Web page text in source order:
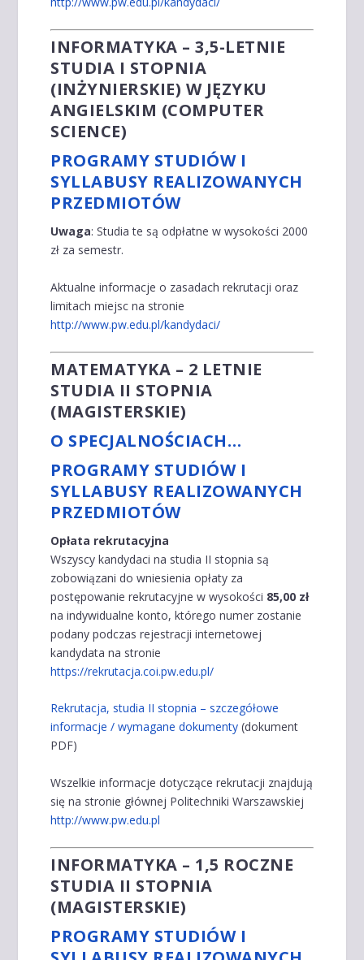
INFORMATYKA – 3,5-LETNIE
STUDIA I STOPNIA
(INŻYNIERSKIE) W JĘZYKU
ANGIELSKIM (COMPUTER
SCIENCE)
PROGRAMY STUDIÓW I
SYLLABUSY REALIZOWANYCH
PRZEDMIOTÓW
Uwaga: Studia te są odpłatne w wysokości 2000
zł za semestr.
Aktualne informacje o zasadach rekrutacji oraz
limitach miejsc na stronie
http://www.pw.edu.pl/kandydaci/
MATEMATYKA – 2 LETNIE
STUDIA II STOPNIA
(MAGISTERSKIE)
O SPECJALNOŚCIACH…
PROGRAMY STUDIÓW I
SYLLABUSY REALIZOWANYCH
PRZEDMIOTÓW
Opłata rekrutacyjna
Wszyscy kandydaci na studia II stopnia są
zobowiązani do wniesienia opłaty za
postępowanie rekrutacyjne w wysokości 85,00 zł
na indywidualne konto, którego numer zostanie
podany podczas rejestracji internetowej
kandydata na stronie
https://rekrutacja.coi.pw.edu.pl/
Rekrutacja, studia II stopnia – szczegółowe
informacje / wymagane dokumenty (dokument
PDF)
Wszelkie informacje dotyczące rekrutacji znajdują
się na stronie głównej Politechniki Warszawskiej
http://www.pw.edu.pl
INFORMATYKA – 1,5 ROCZNE
STUDIA II STOPNIA
(MAGISTERSKIE)
PROGRAMY STUDIÓW I